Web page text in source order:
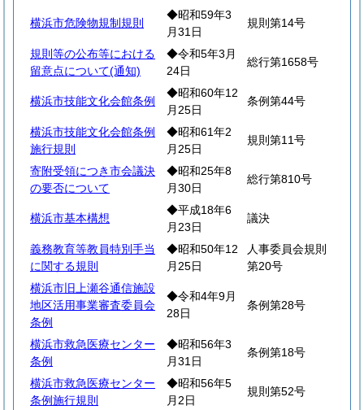
横浜市危険物規制規則
◆昭和59年3
月31日
規則第14号
規則等の公布等における
留意点について(通知)
◆令和5年3月
24日
総行第1658号
横浜市技能文化会館条例
◆昭和60年12
月25日
条例第44号
横浜市技能文化会館条例
施行規則
◆昭和61年2
月25日
規則第11号
寄附受領につき市会議決
の要否について
◆昭和25年8
月30日
総行第810号
横浜市基本構想
◆平成18年6
月23日
議決
義務教育等教員特別手当
に関する規則
◆昭和50年12
月25日
人事委員会規則
第20号
横浜市旧上瀬谷通信施設
地区活用事業審査委員会
条例
◆令和4年9月
28日
条例第28号
横浜市救急医療センター
条例
◆昭和56年3
月31日
条例第18号
横浜市救急医療センター
条例施行規則
◆昭和56年5
月2日
規則第52号